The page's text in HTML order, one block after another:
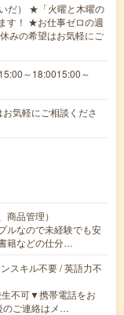
だ） ★「火曜と木曜の
す！ ★お仕事ゼロの週
みの希望はお気軽にご
～18:0015:00～
気軽にご相談くださ
品管理）
ルなので未経験でも安
籍などの仕分…
スキル不要 / 英語力不
不可▼携帯電話をお
のご連絡はメ…